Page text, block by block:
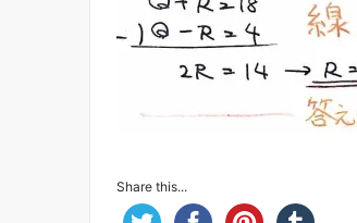
Share this...